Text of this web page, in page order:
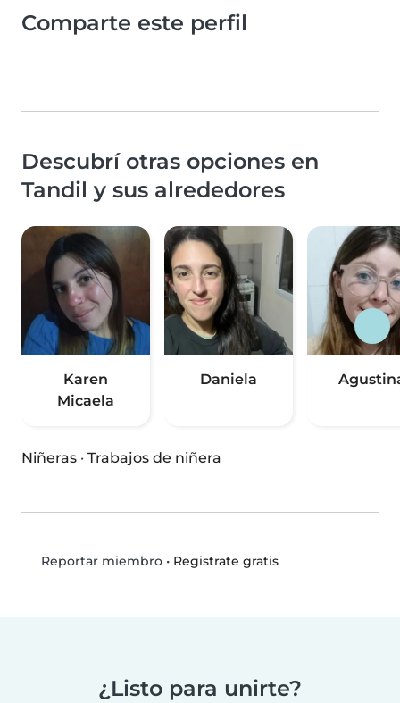
Comparte este perfil
Descubrí otras opciones en
Tandil y sus alrededores
Karen
Micaela
Daniela
Niñeras · Trabajos de niñera
Reportar miembro• Registrate gratis
¿Listo para unirte?